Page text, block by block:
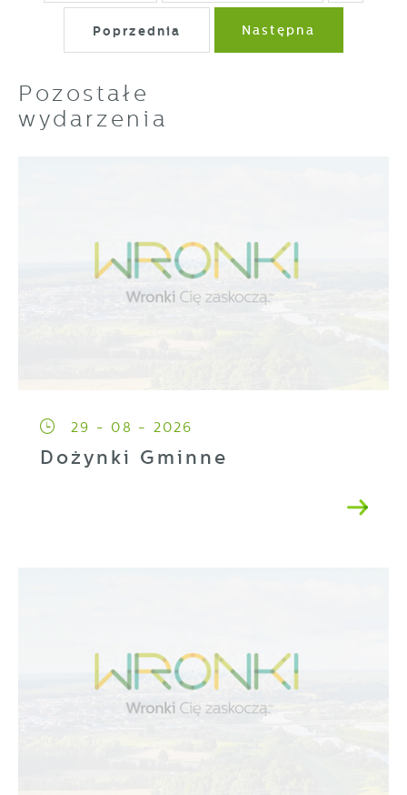
Poprzednia Następna
Pozostałe
wydarzenia
29 - 08 - 2026
Dożynki Gminne